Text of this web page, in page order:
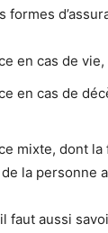
formes
en cas de
en cas de
mixte, dont
la personne
faut aussi